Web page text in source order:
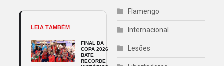
LEIA TAMBÉM
FINAL DA
COPA 2026
BATE
RECORDE
Flamengo
Internacional
Lesões